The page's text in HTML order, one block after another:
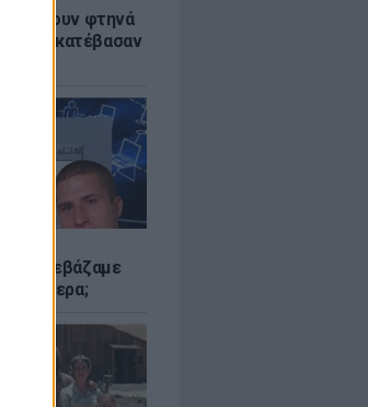
βγάζουν φτηνά
κατέβασαν
κατεβάζαμε
σήμερα;